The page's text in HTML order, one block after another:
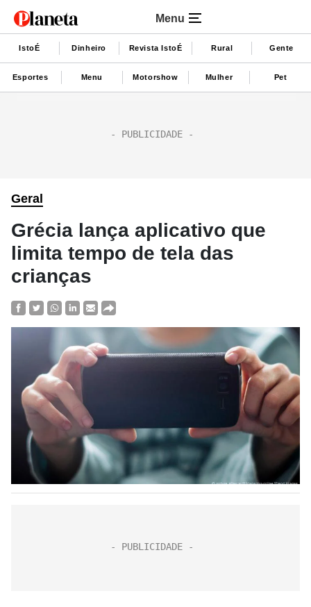
Menu
IstoÉ Dinheiro Revista IstoÉ Rural Gente
Esportes Menu Motorshow Mulher Pet
Geral
Grécia lança aplicativo que
limita tempo de tela das
crianças